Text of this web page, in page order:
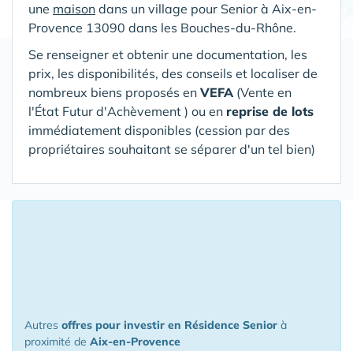
une maison dans un village pour Senior à Aix-en-
Provence 13090 dans les Bouches-du-Rhône.
Se renseigner et obtenir une documentation, les
prix, les disponibilités, des conseils et localiser de
nombreux biens proposés en VEFA (Vente en
l'État Futur d'Achèvement ) ou en reprise de lots
immédiatement disponibles (cession par des
propriétaires souhaitant se séparer d'un tel bien)
Autres offres pour investir en Résidence Senior à
proximité de Aix-en-Provence